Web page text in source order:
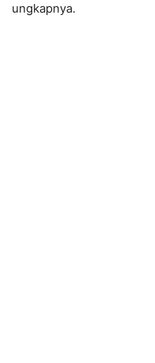
ungkapnya.